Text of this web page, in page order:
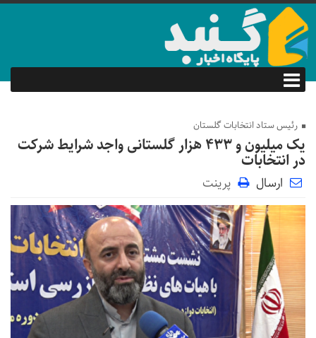
رئیس ستاد انتخابات گلستان
یک میلیون و ۴۳۳ هزار گلستانی واجد شرایط شرکت
در انتخابات
ارسال پرینت